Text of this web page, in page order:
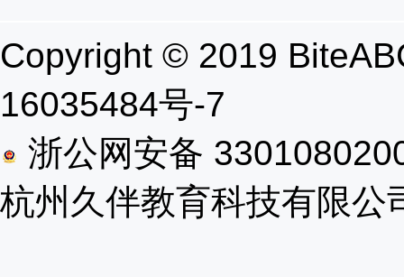
Copyright © 2019
16035484号-7
浙公网安备
杭州久伴教育科技有限公